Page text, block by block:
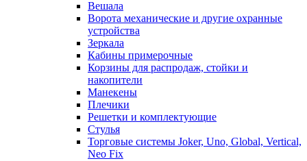
Вешала
Ворота механические и другие охранные
устройства
Зеркала
Кабины примерочные
Корзины для распродаж, стойки и
накопители
Манекены
Плечики
Решетки и комплектующие
Стулья
Торговые системы Joker, Uno, Global, Vertical,
Neo Fix